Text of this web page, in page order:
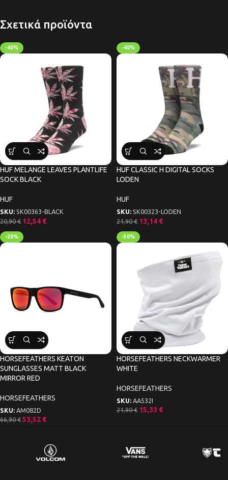
Σχετικά προϊόντα
-40%
HUF MELANGE LEAVES PLANTLIFE
SOCK BLACK
HUF
SKU: SK00363-BLACK
20,90€ 12,54 €
-40%
HUF CLASSIC H DIGITAL SOCKS
LODEN
HUF
SKU: SK00323-LODEN
21,90€ 13,14 €
-20%
HORSEFEATHERS KEATON
SUNGLASSES MATT BLACK
MIRROR RED
HORSEFEATHERS
SKU: AM082D
66,90€ 53,52 €
-30%
HORSEFEATHERS NECKWARMER
WHITE
HORSEFEATHERS
SKU: AA532I
21,90€ 15,33 €